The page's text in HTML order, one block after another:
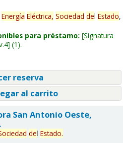
Energía Eléctrica, Sociedad del Estado,
para préstamo: Signatura
(1).
reserva
al carrito
San Antonio Oeste,
del Estado.